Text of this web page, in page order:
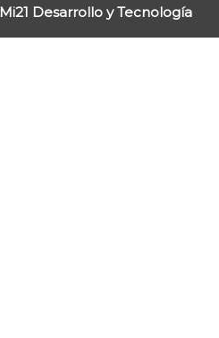
Mi21 Desarrollo y Tecnología